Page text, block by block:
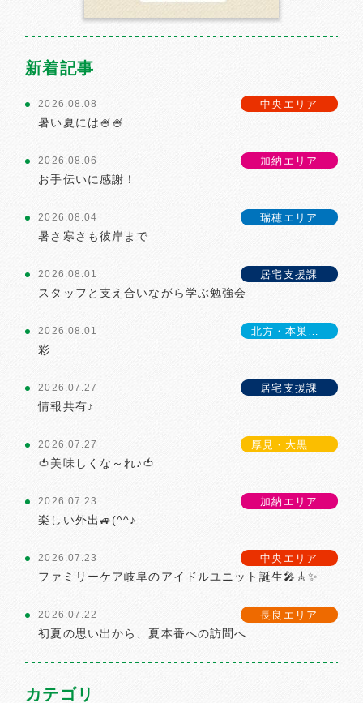
新着記事
2026.08.08 中央エリア
暑い夏には🍧🍧
2026.08.06 加納エリア
お手伝いに感謝！
2026.08.04 瑞穂エリア
暑さ寒さも彼岸まで
2026.08.01 居宅支援課
スタッフと支え合いながら学ぶ勉強会
2026.08.01
彩
2026.07.27 居宅支援課
情報共有♪
2026.07.27
🍅美味しくな～れ♪🍅
2026.07.23 加納エリア
楽しい外出🚙(^^♪
2026.07.23 中央エリア
ファミリーケア岐阜のアイドルユニット誕生🎤🎸✨
2026.07.22 長良エリア
初夏の思い出から、夏本番への訪問へ
カテゴリ